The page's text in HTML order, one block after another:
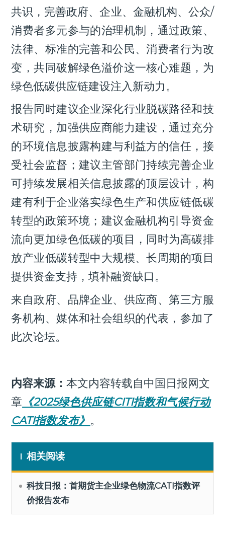
共识，完善政府、企业、金融机构、公众/
消费者多元参与的治理机制，通过政策、
法律、标准的完善和公民、消费者行为改
变，共同破解绿色溢价这一核心难题，为
绿色低碳供应链建设注入新动力。
报告同时建议企业深化行业脱碳路径和技
术研究，加强供应商能力建设，通过充分
的环境信息披露构建与利益方的信任，接
受社会监督；建议主管部门持续完善企业
可持续发展相关信息披露的顶层设计，构
建有利于企业落实绿色生产和供应链低碳
转型的政策环境；建议金融机构引导资金
流向更加绿色低碳的项目，同时为高碳排
放产业低碳转型中大规模、长周期的项目
提供资金支持，填补融资缺口。
来自政府、品牌企业、供应商、第三方服
务机构、媒体和社会组织的代表，参加了
此次论坛。
内容来源：本文内容转载自中国日报网文
章 《2025绿色供应链CITI指数和气候行动
CATI指数发布》 。
相关阅读
科技日报：首期货主企业绿色物流CATI指数评
价报告发布